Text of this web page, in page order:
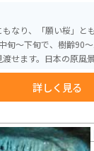
なり、「願い桜」と
旬〜下旬で、樹齢90
せます。日本の原風
す。
詳しく見る